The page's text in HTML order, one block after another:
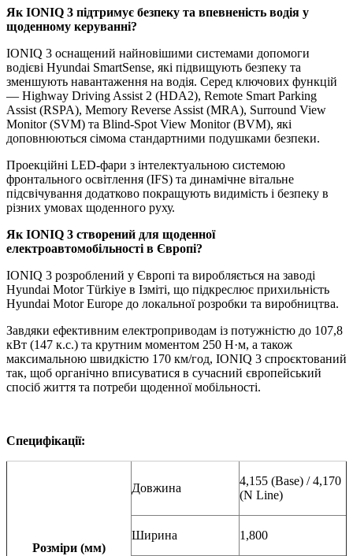
Як IONIQ 3 підтримує безпеку та впевненість водія у
щоденному керуванні?
IONIQ 3 оснащений найновішими системами допомоги
водієві Hyundai SmartSense, які підвищують безпеку та
зменшують навантаження на водія. Серед ключових функцій
— Highway Driving Assist 2 (HDA2), Remote Smart Parking
Assist (RSPA), Memory Reverse Assist (MRA), Surround View
Monitor (SVM) та Blind-Spot View Monitor (BVM), які
доповнюються сімома стандартними подушками безпеки.
Проекційні LED-фари з інтелектуальною системою
фронтального освітлення (IFS) та динамічне вітальне
підсвічування додатково покращують видимість і безпеку в
різних умовах щоденного руху.
Як IONIQ 3 створений для щоденної
електроавтомобільності в Європі?
IONIQ 3 розроблений у Європі та виробляється на заводі
Hyundai Motor Türkiye в Ізміті, що підкреслює прихильність
Hyundai Motor Europe до локальної розробки та виробництва.
Завдяки ефективним електроприводам із потужністю до 107,8
кВт (147 к.с.) та крутним моментом 250 Н·м, а також
максимальною швидкістю 170 км/год, IONIQ 3 спроєктований
так, щоб органічно вписуватися в сучасний європейський
спосіб життя та потреби щоденної мобільності.
Специфікації:
Розміри (мм)
Довжина
4,155 (Base) / 4,170
(N Line)
Ширина 1,800